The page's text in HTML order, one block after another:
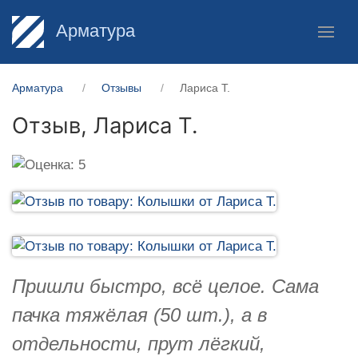
Арматура
Арматура Отзывы Лариса Т.
Отзыв, Лариса Т.
Пришли быстро, всё целое. Сама
пачка тяжёлая (50 шт.), а в
отдельности, прут лёгкий,